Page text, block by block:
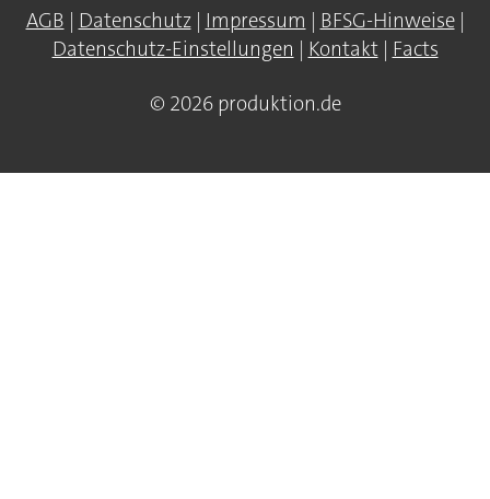
AGB | Datenschutz| Impressum | BFSG-Hinweise|
Datenschutz-Einstellungen | Kontakt| Facts
© 2026 produktion.de